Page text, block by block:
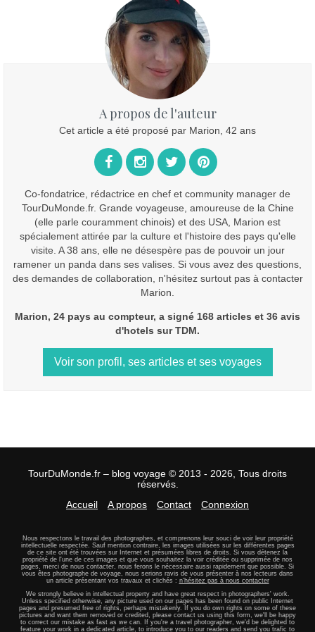
A propos de l'auteur
Cet article a été proposé par Marion, 42 ans
Co-fondatrice, rédactrice en chef et community manager de
TourDuMonde.fr. Grande voyageuse, amoureuse de la Chine
(elle parle couramment chinois) et des USA, Marion est
spécialement attirée par la culture et l'histoire des pays qu'elle
visite. A 38 ans, elle ne désespère pas de pouvoir un jour
ramener un panda dans ses valises. Si vous avez des questions,
des demandes de collaboration, n'hésitez surtout pas à contacter
Marion.
Marion, 24 pays au compteur, a signé 168 articles et 36 avis
d'hotels sur TDM.
Voir son profil, ses articles et ses voyages
TourDuMonde.fr – blog voyage © 2013 - 2026, Tous droits
réservés.
Accueil
A propos Contact Connexion
Nous respectons le travail des photographes, et comprenons leur souci de voir leur propriété
intellectuelle respectée. Sauf mention contraire, les images utilisées sur les différentes pages
de ce site ont été trouvées sur Internet et présumées libres de droits. Si vous détenez la
propriété de l'une de ces images et que vous souhaitez la voir créditée ou supprimée de nos
pages, merci de nous contacter, nous ferons le nécessaire aussi rapidement que possible. Si
vous êtes photographe de voyage, nous serions ravis de vous présenter à nos lecteurs dans
un article présentant vos travaux et clichés : n'hésitez pas à nous contacter
We strongly believe in intellectual property and have great respect in photographers' work.
Unless specified otherwise, any picture used on our pages has been found on public Internet
pages and presumed free of rights, perhaps mistakenly. If you do own rights on some of these
pictures and want them removed or credited, please contact us using this form, we'll be happy
to correct our mistake as fast as we can. If you're a travel photographer, we'd be delighted to
feature your work in a dedicated article, to introduce you to our readers and send you trafic to